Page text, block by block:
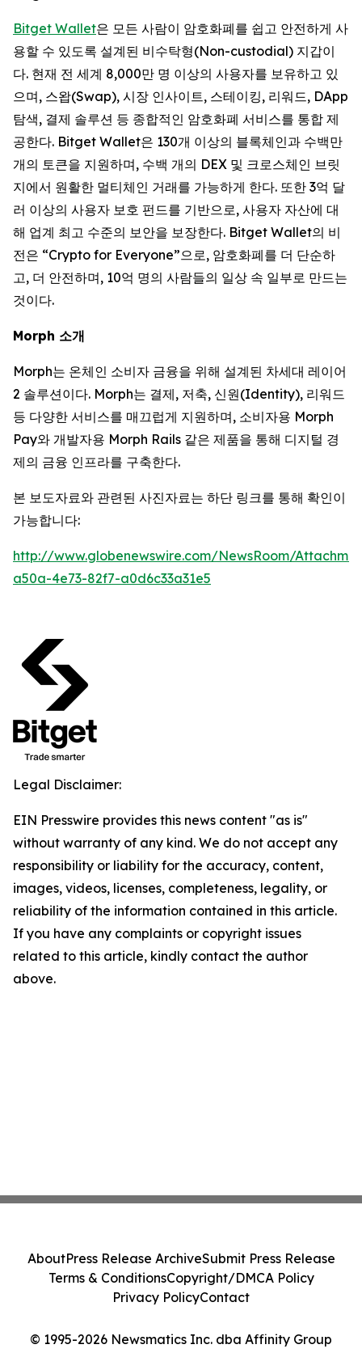
Bitget Wallet은 모든 사람이 암호화폐를 쉽고 안전하게 사
용할 수 있도록 설계된 비수탁형(Non-custodial) 지갑이
다. 현재 전 세계 8,000만 명 이상의 사용자를 보유하고 있
으며, 스왑(Swap), 시장 인사이트, 스테이킹, 리워드, DApp
탐색, 결제 솔루션 등 종합적인 암호화폐 서비스를 통합 제
공한다. Bitget Wallet은 130개 이상의 블록체인과 수백만
개의 토큰을 지원하며, 수백 개의 DEX 및 크로스체인 브릿
지에서 원활한 멀티체인 거래를 가능하게 한다. 또한 3억 달
러 이상의 사용자 보호 펀드를 기반으로, 사용자 자산에 대
해 업계 최고 수준의 보안을 보장한다. Bitget Wallet의 비
전은 “Crypto for Everyone”으로, 암호화폐를 더 단순하
고, 더 안전하며, 10억 명의 사람들의 일상 속 일부로 만드는
것이다.
Morph 소개
Morph는 온체인 소비자 금융을 위해 설계된 차세대 레이어
2 솔루션이다. Morph는 결제, 저축, 신원(Identity), 리워드
등 다양한 서비스를 매끄럽게 지원하며, 소비자용 Morph
Pay와 개발자용 Morph Rails 같은 제품을 통해 디지털 경
제의 금융 인프라를 구축한다.
본 보도자료와 관련된 사진자료는 하단 링크를 통해 확인이
가능합니다:
http://www.globenewswire.com/NewsRoom/
a50a-4e73-82f7-a0d6c33a31e5
Legal Disclaimer:
EIN Presswire provides this news content "as is"
without warranty of any kind. We do not accept any
responsibility or liability for the accuracy, content,
images, videos, licenses, completeness, legality, or
reliability of the information contained in this article.
If you have any complaints or copyright issues
related to this article, kindly contact the author
above.
© 1995-2026 Newsmatics Inc. dba Affinity Group
AboutPress Release ArchiveSubmit Press Release
Terms & ConditionsCopyright/DMCA Policy
Privacy PolicyContact